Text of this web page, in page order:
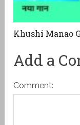
Khushi Manao
Add a
Comment: